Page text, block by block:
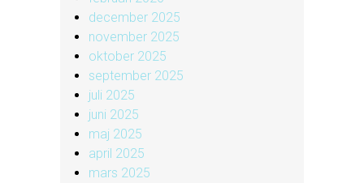
december 2025
november 2025
oktober 2025
september 2025
juli 2025
juni 2025
maj 2025
april 2025
mars 2025